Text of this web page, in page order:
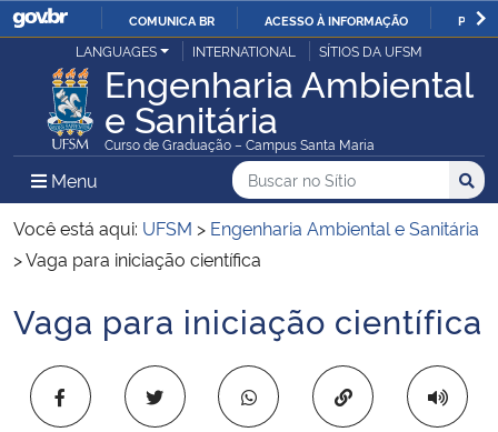
IR
PARA
O
CONTEÚDO
COMUNICA BR ACESSO À INFORMAÇÃO
Ministério da Justiça e Segurança Pública
Ministério da Defesa
Ministério das Relações Exteriores
Ministério da Infraestrutura
Ministério da Agricultura, Pecuária e Abastecimento
LANGUAGES INTERNATIONAL SÍTIOS DA UFSM
Engenharia Ambiental
e Sanitária
Curso de Graduação – Campus Santa Maria
Menu Menu Principal do Sítio
Busca
Buscar no no Sítio
Busca:
Você está aqui: UFSM > Engenharia Ambiental e Sanitária
>Vaga para iniciação científica
Início do conteúdo
Vaga para iniciação científica
Copiar para área